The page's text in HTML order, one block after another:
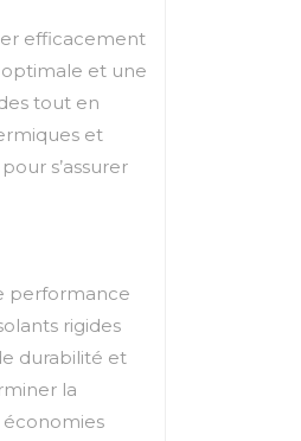
efficacement
et une
tout en
et
s’assurer
performance
rigides
durabilité et
la
économies